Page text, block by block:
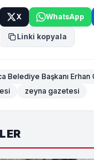
X WhatsApp
Linki kopyala
Belediye Başkanı Erhan
zeyna gazetesi